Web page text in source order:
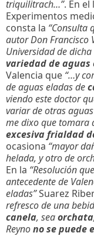
triquilitrach…”. En el
Experimentos
consta la “Consulta
autor Don Francisco
Universidad de
variedad de aguas
Valencia que “…y
de aguas eladas de
viendo este doctor
variar de otras
me dixo que tomara
excesiva frialdad
ocasiona “mayor
helada, y otro de
En la “Resolución
antecedente de
eladas”Suarez
refresco de una
canela, seaorchata
Reynono se puede